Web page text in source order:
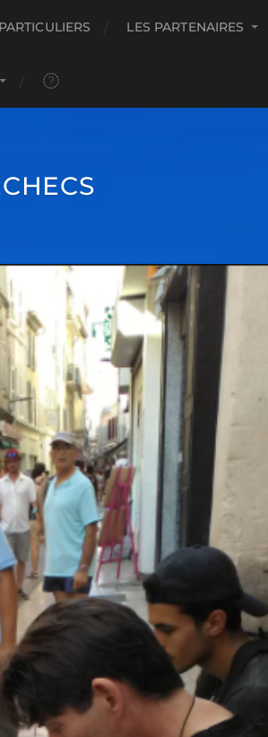
LES PARTENAIRES